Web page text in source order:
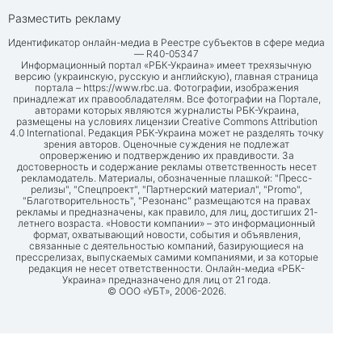
Разместить рекламу
Идентификатор онлайн-медиа в Реестре субъектов в сфере медиа
— R40-05347
Информационный портал «РБК-Украина» имеет трехязычную
версию (украинскую, русскую и английскую), главная страница
портала – https://www.rbc.ua. Фотографии, изображения
принадлежат их правообладателям. Все фотографии на Портале,
авторами которых являются журналисты РБК-Украина,
размещены на условиях лицензии Creative Commons Attribution
4.0 International. Редакция РБК-Украина может не разделять точку
зрения авторов. Оценочные суждения не подлежат
опровержению и подтверждению их правдивости. За
достоверность и содержание рекламы ответственность несет
рекламодатель. Материалы, обозначенные плашкой: "Пресс-
релизы", "Спецпроект", "Партнерский материал", "Promo",
"Благотворительность", "Резонанс" размещаются на правах
рекламы и предназначены, как правило, для лиц, достигших 21-
летнего возраста. «Новости компании» – это информационный
формат, охватывающий новости, события и объявления,
связанные с деятельностью компаний, базирующиеся на
прессрелизах, выпускаемых самими компаниями, и за которые
редакция не несет ответственности. Онлайн-медиа «РБК-
Украина» предназначено для лиц от 21 года.
© ООО «УБТ», 2006-2026.